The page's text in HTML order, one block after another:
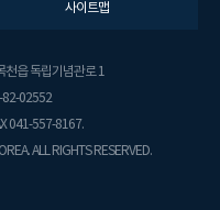
사이트맵
천읍 독립기념관로 1
82-02552
041-557-8167.
ALL RIGHTS RESERVED.